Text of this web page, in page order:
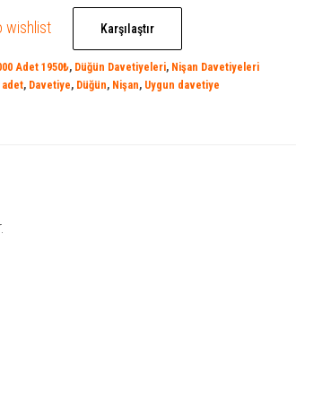
wishlist Karşılaştır
Adet 1950₺, Düğün Davetiyeleri, Nişan Davetiyeleri
adet, Davetiye, Düğün, Nişan, Uygun davetiye